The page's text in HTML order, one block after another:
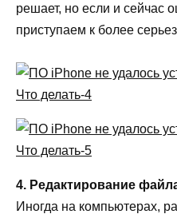
решает, но если и сейчас
приступаем к более
4. Редактирование
Иногда на компьютерах,